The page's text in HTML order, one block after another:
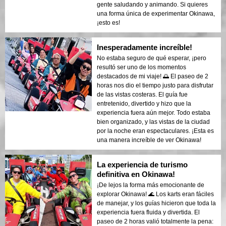
gente saludando y animando. Si quieres
una forma única de experimentar Okinawa,
¡esto es!
Inesperadamente increíble!
No estaba seguro de qué esperar, ¡pero
resultó ser uno de los momentos
destacados de mi viaje! 🌅 El paseo de 2
horas nos dio el tiempo justo para disfrutar
de las vistas costeras. El guía fue
entretenido, divertido y hizo que la
experiencia fuera aún mejor. Todo estaba
bien organizado, y las vistas de la ciudad
por la noche eran espectaculares. ¡Esta es
una manera increíble de ver Okinawa!
La experiencia de turismo
definitiva en Okinawa!
¡De lejos la forma más emocionante de
explorar Okinawa! 🌊 Los karts eran fáciles
de manejar, y los guías hicieron que toda la
experiencia fuera fluida y divertida. El
paseo de 2 horas valió totalmente la pena: